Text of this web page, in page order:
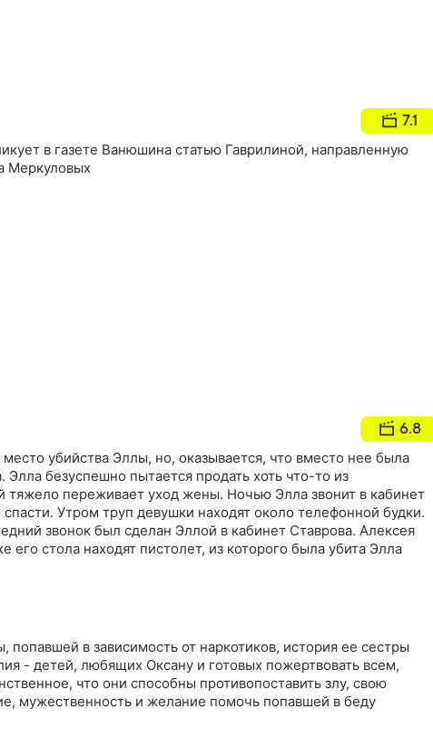
7.1
в газете Ванюшина статью Гаврилиной, направленную
Меркуловых
6.8
убийства Эллы, но, оказывается, что вместо нее была
Элла безуспешно пытается продать хоть что-то из
тяжело переживает уход жены. Ночью Элла звонит в кабинет
Утром труп девушки находят около телефонной будки.
звонок был сделан Эллой в кабинет Ставрова. Алексея
его стола находят пистолет, из которого была убита Элла
попавшей в зависимость от наркотиков, история ее сестры
- детей, любящих Оксану и готовых пожертвовать всем,
что они способны противопоставить злу, свою
мужественность и желание помочь попавшей в беду